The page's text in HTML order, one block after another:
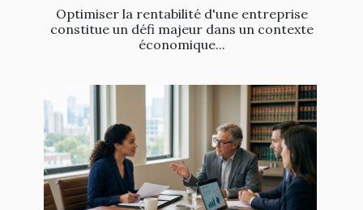
Optimiser la rentabilité d'une entreprise
constitue un défi majeur dans un contexte
économique...